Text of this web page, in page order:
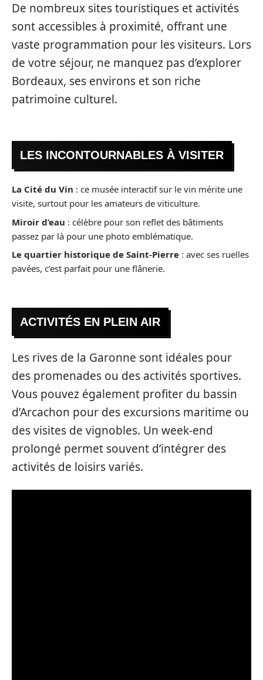
De nombreux sites touristiques et activités
sont accessibles à proximité, offrant une
vaste programmation pour les visiteurs. Lors
de votre séjour, ne manquez pas d’explorer
Bordeaux, ses environs et son riche
patrimoine culturel.
LES INCONTOURNABLES À VISITER
La Cité du Vin : ce musée interactif sur le vin mérite une
visite, surtout pour les amateurs de viticulture.
Miroir d’eau : célèbre pour son reflet des bâtiments
passez par là pour une photo emblématique.
Le quartier historique de Saint-Pierre : avec ses ruelles
pavées, c’est parfait pour une flânerie.
ACTIVITÉS EN PLEIN AIR
Les rives de la Garonne sont idéales pour
des promenades ou des activités sportives.
Vous pouvez également profiter du bassin
d’Arcachon pour des excursions maritime ou
des visites de vignobles. Un week-end
prolongé permet souvent d’intégrer des
activités de loisirs variés.